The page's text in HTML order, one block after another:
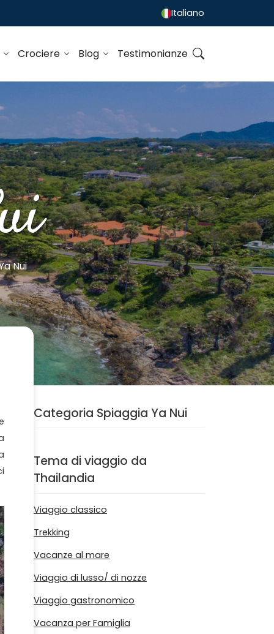
Italiano
Crociere Blog Testimonianze
Nui
Categoria Spiaggia Ya Nui
Tema di viaggio da
Thailandia
Viaggio classico
Trekking
Vacanze al mare
Viaggio di lusso/ di nozze
Viaggio gastronomico
Vacanza per Famiglia